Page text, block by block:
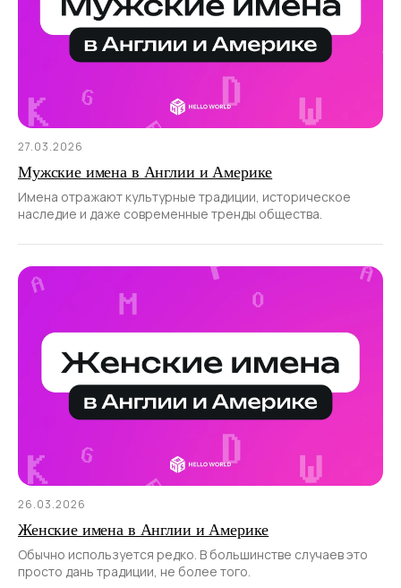
27.03.2026
Мужские имена в Англии и Америке
Имена отражают культурные традиции, историческое
наследие и даже современные тренды общества.
26.03.2026
Женские имена в Англии и Америке
Обычно используется редко. В большинстве случаев это
просто дань традиции, не более того.